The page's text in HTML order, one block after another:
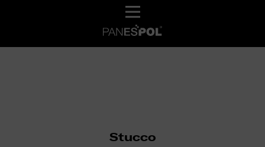
Stucco